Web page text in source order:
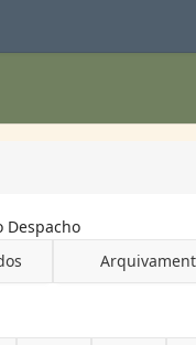
Despacho